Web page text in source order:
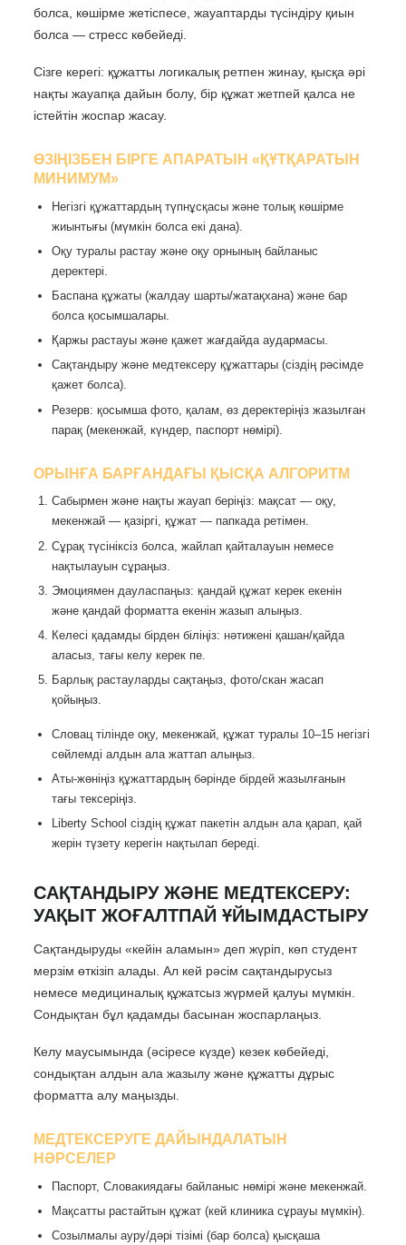
болса, көшірме жетіспесе, жауаптарды түсіндіру қиын
болса — стресс көбейеді.
Сізге керегі: құжатты логикалық ретпен жинау, қысқа әрі
нақты жауапқа дайын болу, бір құжат жетпей қалса не
істейтін жоспар жасау.
ӨЗІҢІЗБЕН БІРГЕ АПАРАТЫН «ҚҰТҚАРАТЫН
МИНИМУМ»
Негізгі құжаттардың түпнұсқасы және толық көшірме
жиынтығы (мүмкін болса екі дана).
Оқу туралы растау және оқу орнының байланыс
деректері.
Баспана құжаты (жалдау шарты/жатақхана) және бар
болса қосымшалары.
Қаржы растауы және қажет жағдайда аудармасы.
Сақтандыру және медтексеру құжаттары (сіздің рәсімде
қажет болса).
Резерв: қосымша фото, қалам, өз деректеріңіз жазылған
парақ (мекенжай, күндер, паспорт нөмірі).
ОРЫНҒА БАРҒАНДАҒЫ ҚЫСҚА АЛГОРИТМ
Сабырмен және нақты жауап беріңіз: мақсат — оқу,
мекенжай — қазіргі, құжат — папкада ретімен.
Сұрақ түсініксіз болса, жайлап қайталауын немесе
нақтылауын сұраңыз.
Эмоциямен дауласпаңыз: қандай құжат керек екенін
және қандай форматта екенін жазып алыңыз.
Келесі қадамды бірден біліңіз: нәтижені қашан/қайда
аласыз, тағы келу керек пе.
Барлық растауларды сақтаңыз, фото/скан жасап
қойыңыз.
Словац тілінде оқу, мекенжай, құжат туралы 10–15 негізгі
сөйлемді алдын ала жаттап алыңыз.
Аты-жөніңіз құжаттардың бәрінде бірдей жазылғанын
тағы тексеріңіз.
Liberty School сіздің құжат пакетін алдын ала қарап, қай
жерін түзету керегін нақтылап береді.
САҚТАНДЫРУ ЖӘНЕ МЕДТЕКСЕРУ:
УАҚЫТ ЖОҒАЛТПАЙ ҰЙЫМДАСТЫРУ
Сақтандыруды «кейін аламын» деп жүріп, көп студент
мерзім өткізіп алады. Ал кей рәсім сақтандырусыз
немесе медициналық құжатсыз жүрмей қалуы мүмкін.
Сондықтан бұл қадамды басынан жоспарлаңыз.
Келу маусымында (әсіресе күзде) кезек көбейеді,
сондықтан алдын ала жазылу және құжатты дұрыс
форматта алу маңызды.
МЕДТЕКСЕРУГЕ ДАЙЫНДАЛАТЫН
НӘРСЕЛЕР
Паспорт, Словакиядағы байланыс нөмірі және мекенжай.
Мақсатты растайтын құжат (кей клиника сұрауы мүмкін).
Созылмалы ауру/дәрі тізімі (бар болса) қысқаша